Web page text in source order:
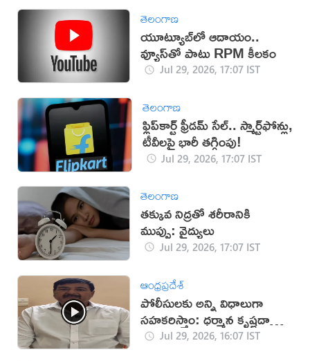
తెలంగాణ
యూట్యూబ్‌లో ఆదాయం..
వ్యూస్‌తో పాటు RPM కీలకం
Jul 29, 2026, 17:07 IST
తెలంగాణ
ఫ్లిప్‌కార్ట్ ఫ్రీడమ్ సేల్.. స్మార్ట్‌ఫోన్లు,
టీవీలపై భారీ తగ్గింపు!
Jul 29, 2026, 17:07 IST
తెలంగాణ
తక్కువ నిద్రతో శరీరానికి
ముప్పు: వైద్యులు
Jul 29, 2026, 17:07 IST
ఆంధ్రప్రదేశ్
పోలీసులకు అన్ని విధాలుగా
సహకరిస్తాం: ధర్మాన కృష్ణదాస్
(వీడియో)
Jul 29, 2026, 16:07 IST